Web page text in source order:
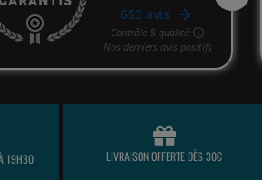
19H30 LIVRAISON OFFERTE DÈS 30€